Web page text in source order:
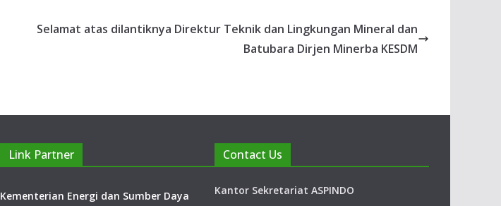
Selamat atas dilantiknya Direktur Teknik dan Lingkungan Mineral dan
Batubara Dirjen Minerba KESDM
Link Partner
Kementerian Energi dan Sumber Daya
Contact Us
Kantor Sekretariat ASPINDO